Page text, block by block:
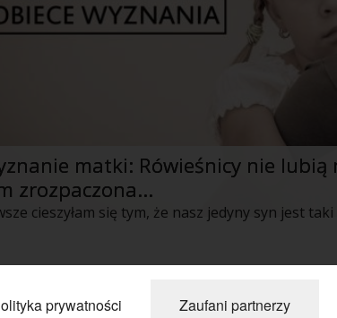
matki: Rówieśnicy nie lubią
zrozpaczona…
prywatności Zaufani partnerzy